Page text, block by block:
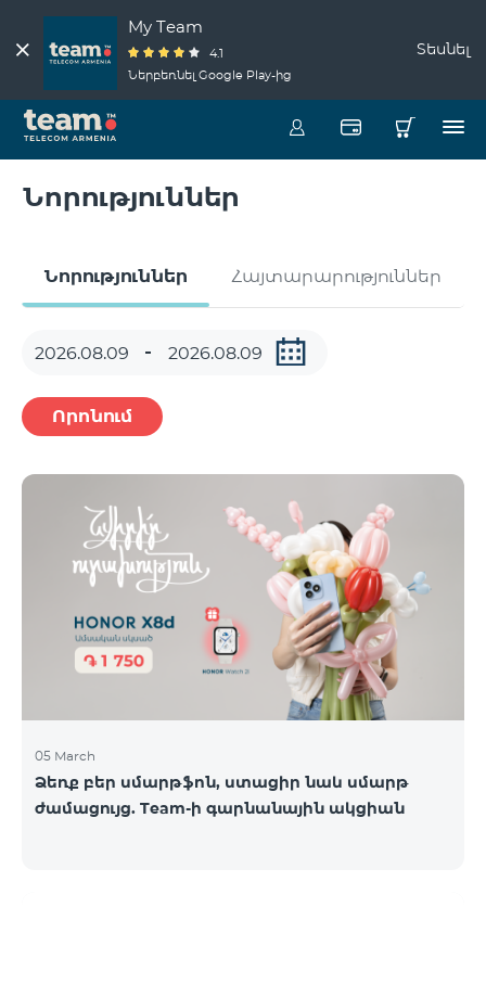
My Team
4.1
Ներբեռնել Google Play-ից
Տեսնել
Նորություններ
Նորություններ Հայտարարություններ
Որոնում
05 March
Ձեռք բեր սմարթֆոն, ստացիր նաև սմարթ
ժամացույց. Team-ի գարնանային ակցիան